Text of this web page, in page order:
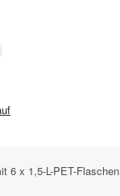
6 x 1,5-L-PET-Flaschen